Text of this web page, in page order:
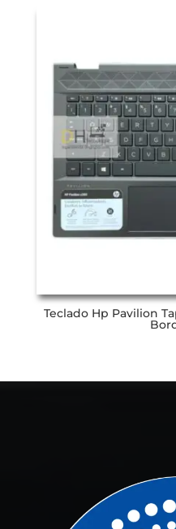
Teclado Hp Pavilion